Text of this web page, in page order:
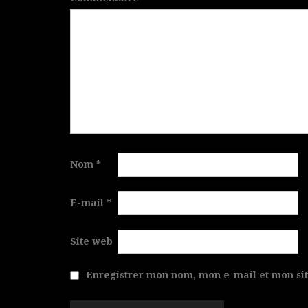
Nom *
E-mail *
Site web
Enregistrer mon nom, mon e-mail et mon